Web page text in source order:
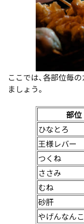
ここでは、各部位毎
ましょう。
部位
ひなとろ
王様レバー
つくね
ささみ
むね
砂肝
やげんなん